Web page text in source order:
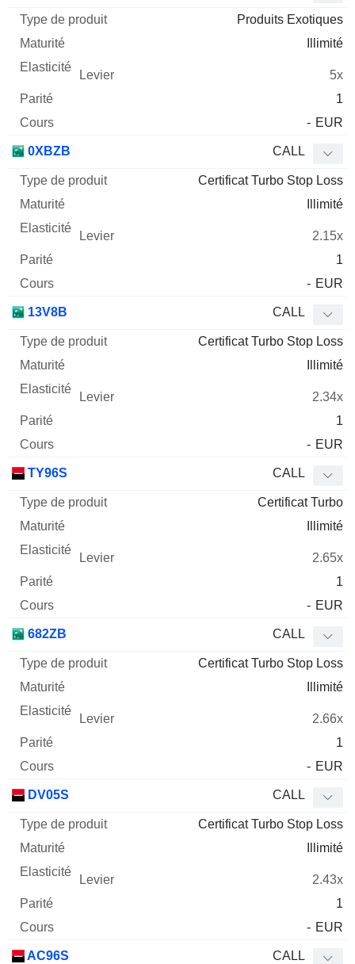
Produits Exotiques
Illimité
5x
1
- EUR
0XBZB CALL
Certificat Turbo Stop Loss
Illimité
2.15x
1
- EUR
13V8B CALL
Certificat Turbo Stop Loss
Illimité
2.34x
1
- EUR
TY96S CALL
Certificat Turbo
Illimité
2.65x
1
- EUR
682ZB CALL
Certificat Turbo Stop Loss
Illimité
2.66x
1
- EUR
DV05S CALL
Certificat Turbo Stop Loss
Illimité
2.43x
1
- EUR
AC96S CALL